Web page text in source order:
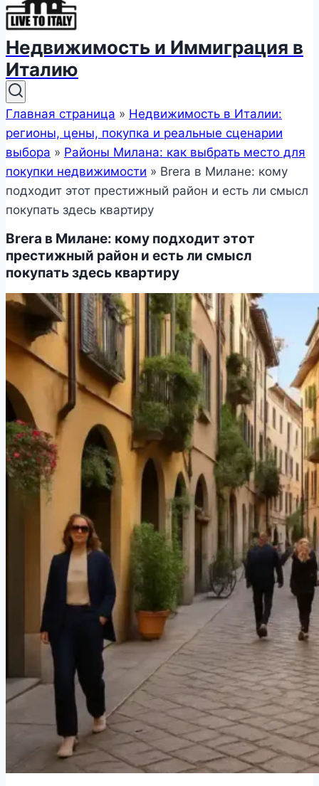
Недвижимость и Иммиграция в
Италию
Главная страница » Недвижимость в Италии:
регионы, цены, покупка и реальные сценарии
выбора » Районы Милана: как выбрать место для
покупки недвижимости » Brera в Милане: кому
подходит этот престижный район и есть ли смысл
покупать здесь квартиру
Brera в Милане: кому подходит этот
престижный район и есть ли смысл
покупать здесь квартиру